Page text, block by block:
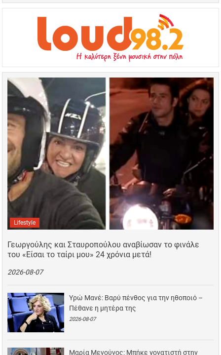
Lifestyle
Γεωργούλης και Σταυροπούλου αναβίωσαν το φινάλε
του «Είσαι το ταίρι μου» 24 χρόνια μετά!
2026-08-07
Υρώ Μανέ: Βαρύ πένθος για την ηθοποιό –
Πέθανε η μητέρα της
2026-08-07
Μαρία Μενούνος: Μπήκε γονατιστή στην